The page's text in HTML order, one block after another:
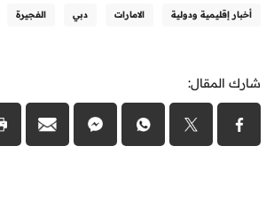
أخبار إقليمية ودولية الامارات دبي الفجيرة
شارك المقال: